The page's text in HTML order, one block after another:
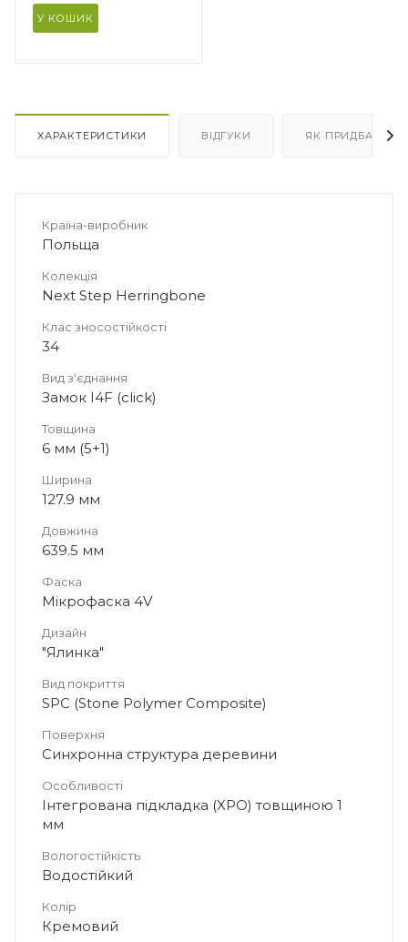
У КОШИК
ХАРАКТЕРИСТИКИ ВІДГУКИ ЯК ПРИДБАТИ
Країна-виробник
Польща
Колекція
Next Step Herringbone
Клас зносостійкості
34
Вид з'єднання
Замок I4F (click)
Товщина
6 мм (5+1)
Ширина
127.9 мм
Довжина
639.5 мм
Фаска
Мікрофаска 4V
Дизайн
"Ялинка"
Вид покриття
SPC (Stone Polymer Composite)
Поверхня
Синхронна структура деревини
Особливості
Інтегрована підкладка (XPO) товщиною 1
мм
Вологостійкість
Водостійкий
Колір
Кремовий